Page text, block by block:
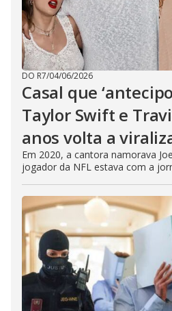
DO R7/04/06/2026
Casal que
Taylor Swift e
anos volta a
Em 2020, a cantora namorava
jogador da NFL estava com a